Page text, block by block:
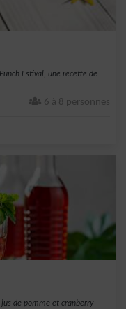
Estival, une recette de
6 à 8 personnes
de pomme et cranberry